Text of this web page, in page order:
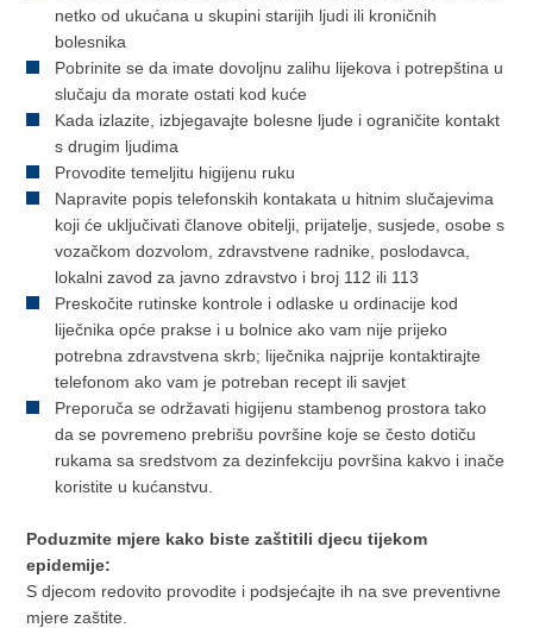
netko od ukućana u skupini starijih ljudi ili kroničnih
bolesnika
Pobrinite se da imate dovoljnu zalihu lijekova i potrepština u
slučaju da morate ostati kod kuće
Kada izlazite, izbjegavajte bolesne ljude i ograničite kontakt
s drugim ljudima
Provodite temeljitu higijenu ruku
Napravite popis telefonskih kontakata u hitnim slučajevima
koji će uključivati članove obitelji, prijatelje, susjede, osobe s
vozačkom dozvolom, zdravstvene radnike, poslodavca,
lokalni zavod za javno zdravstvo i broj 112 ili 113
Preskočite rutinske kontrole i odlaske u ordinacije kod
liječnika opće prakse i u bolnice ako vam nije prijeko
potrebna zdravstvena skrb; liječnika najprije kontaktirajte
telefonom ako vam je potreban recept ili savjet
Preporuča se održavati higijenu stambenog prostora tako
da se povremeno prebrišu površine koje se često dotiču
rukama sa sredstvom za dezinfekciju površina kakvo i inače
koristite u kućanstvu.
Poduzmite mjere kako biste zaštitili djecu tijekom
epidemije:
S djecom redovito provodite i podsjećajte ih na sve preventivne
mjere zaštite.